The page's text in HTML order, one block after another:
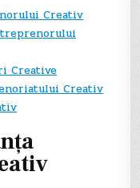
Creativ
Creative
Creativ